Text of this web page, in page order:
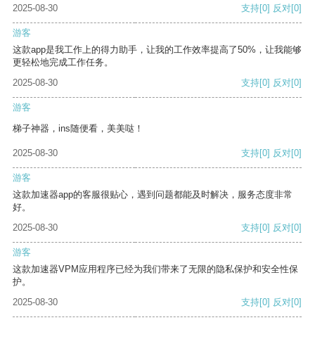
2025-08-30 支持[0] 反对[0]
游客
这款app是我工作上的得力助手，让我的工作效率提高了50%，让我能够
更轻松地完成工作任务。
2025-08-30
支持[0] 反对[0]
游客
梯子神器，ins随便看，美美哒！
2025-08-30 支持[0] 反对[0]
游客
这款加速器app的客服很贴心，遇到问题都能及时解决，服务态度非常
好。
2025-08-30
支持[0] 反对[0]
游客
这款加速器VPM应用程序已经为我们带来了无限的隐私保护和安全性保
护。
2025-08-30
支持[0] 反对[0]